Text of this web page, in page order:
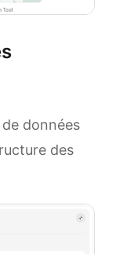
données
des